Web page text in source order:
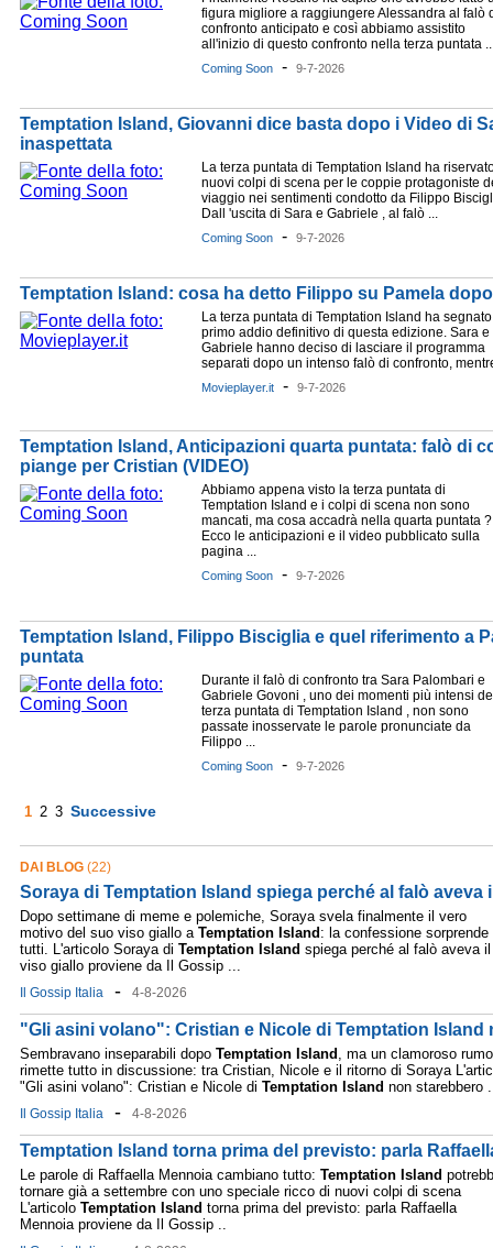
figura migliore a raggiungere Alessandra al falò
confronto anticipato e così abbiamo assistito
all'inizio di questo confronto nella terza puntata
Coming Soon - 9-7-2026
Temptation Island, Giovanni dice basta dopo i Video di
inaspettata
La terza puntata di Temptation Island ha
nuovi colpi di scena per le coppie protagoniste
viaggio nei sentimenti condotto da Filippo
Dall 'uscita di Sara e Gabriele , al falò ...
Coming Soon - 9-7-2026
Temptation Island: cosa ha detto Filippo su Pamela
La terza puntata di Temptation Island ha
primo addio definitivo di questa edizione. Sara e
Gabriele hanno deciso di lasciare il programma
separati dopo un intenso falò di confronto,
Movieplayer.it - 9-7-2026
Temptation Island, Anticipazioni quarta puntata: falò di
piange per Cristian (VIDEO)
Abbiamo appena visto la terza puntata di
Temptation Island e i colpi di scena non sono
mancati, ma cosa accadrà nella quarta puntata ?
Ecco le anticipazioni e il video pubblicato sulla
pagina ...
Coming Soon - 9-7-2026
Temptation Island, Filippo Bisciglia e quel riferimento a
puntata
Durante il falò di confronto tra Sara Palombari e
Gabriele Govoni , uno dei momenti più intensi
terza puntata di Temptation Island , non sono
passate inosservate le parole pronunciate da
Filippo ...
Coming Soon - 9-7-2026
1 2 3 Successive
DAI BLOG (22)
Soraya di Temptation Island spiega perché al falò aveva
Dopo settimane di meme e polemiche, Soraya svela finalmente il vero
motivo del suo viso giallo a Temptation Island : la confessione sorprende
tutti. L'articolo Soraya di Temptation Island spiega perché al falò aveva il
viso giallo proviene da Il Gossip ...
Il Gossip Italia - 4-8-2026
"Gli asini volano": Cristian e Nicole di Temptation Island
Sembravano inseparabili dopo Temptation Island , ma un clamoroso
rimette tutto in discussione: tra Cristian, Nicole e il ritorno di Soraya
"Gli asini volano": Cristian e Nicole di Temptation Island non starebbero
Il Gossip Italia - 4-8-2026
Temptation Island torna prima del previsto: parla
Le parole di Raffaella Mennoia cambiano tutto: Temptation Island
tornare già a settembre con uno speciale ricco di nuovi colpi di scena
L'articolo Temptation Island torna prima del previsto: parla Raffaella
Mennoia proviene da Il Gossip ..